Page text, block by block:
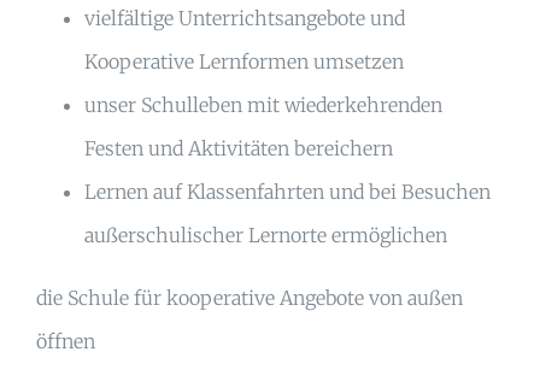
vielfältige Unterrichtsangebote und
Kooperative Lernformen umsetzen
unser Schulleben mit wiederkehrenden
Festen und Aktivitäten bereichern
Lernen auf Klassenfahrten und bei Besuchen
außerschulischer Lernorte ermöglichen
die Schule für kooperative Angebote von außen
öffnen